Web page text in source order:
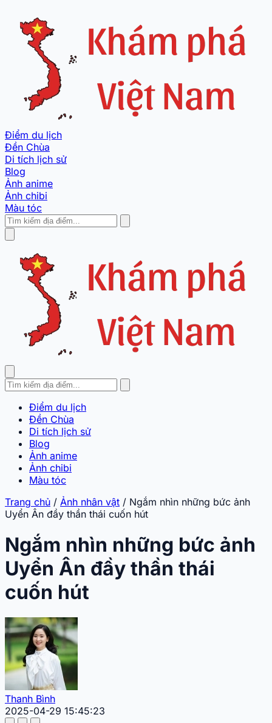
Điểm du lịch
Đền Chùa
Di tích lịch sử
Blog
Ảnh anime
Ảnh chibi
Màu tóc
Điểm du lịch
Đền Chùa
Di tích lịch sử
Blog
Ảnh anime
Ảnh chibi
Màu tóc
Trang chủ / Ảnh nhân vật / Ngắm nhìn những bức ảnh
Uyển Ân đầy thần thái cuốn hút
Ngắm nhìn những bức ảnh
Uyển Ân đầy thần thái
cuốn hút
Thanh Bình
2025-04-29 15:45:23